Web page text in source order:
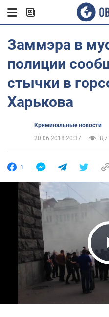
Заммэра в
полиции
стычки в
Харькова
Криминальные новости
20.06.2018 20:37
8,7
1